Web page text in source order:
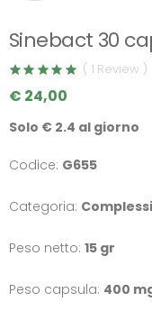
Sinebact 30
( 1 Review )
€ 24,00
Solo € 2.4 al giorno
Codice: G655
Categoria:
Peso netto: 15 gr
Peso capsula: 400